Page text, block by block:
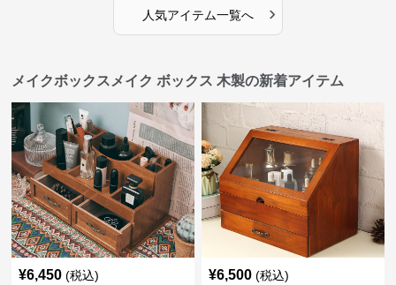
人気アイテム一覧へ ›
メイクボックスメイク ボックス 木製の新着アイテム
¥6,450 (税込) ¥6,500 (税込)